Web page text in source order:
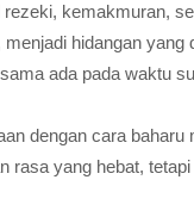
kemakmuran,
hidangan yang
ada pada waktu
dengan cara baharu
rasa yang hebat,